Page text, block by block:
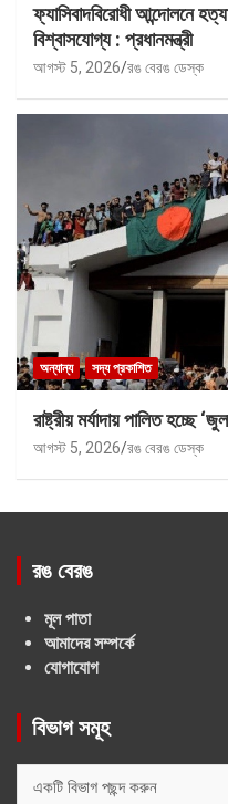
ফ্যাসিবাদবিরোধী আন্দোলনে
বিশ্বাসযোগ্য : প্রধানমন্ত্রী
আগস্ট 5, 2026 রঙ বেরঙ ডেস্ক
অন্যান্য সদ্য প্রকাশিত
রাষ্ট্রীয় মর্যাদায় পালিত হচ্ছে
আগস্ট 5, 2026 রঙ বেরঙ ডেস্ক
রঙ বেরঙ
মূল পাতা
আমাদের সম্পর্কে
যোগাযোগ
বিভাগ সমূহ